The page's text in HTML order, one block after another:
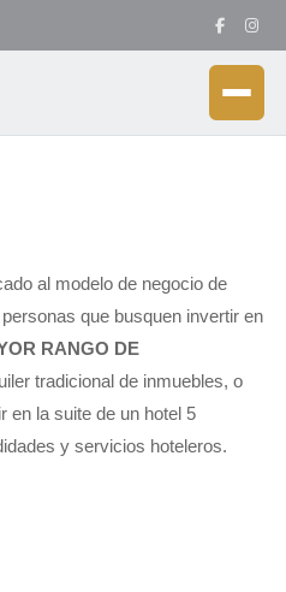
al modelo de negocio de
que busquen invertir en
RANGO DE
tradicional de inmuebles, o
en la suite de un hotel 5
y servicios hoteleros.